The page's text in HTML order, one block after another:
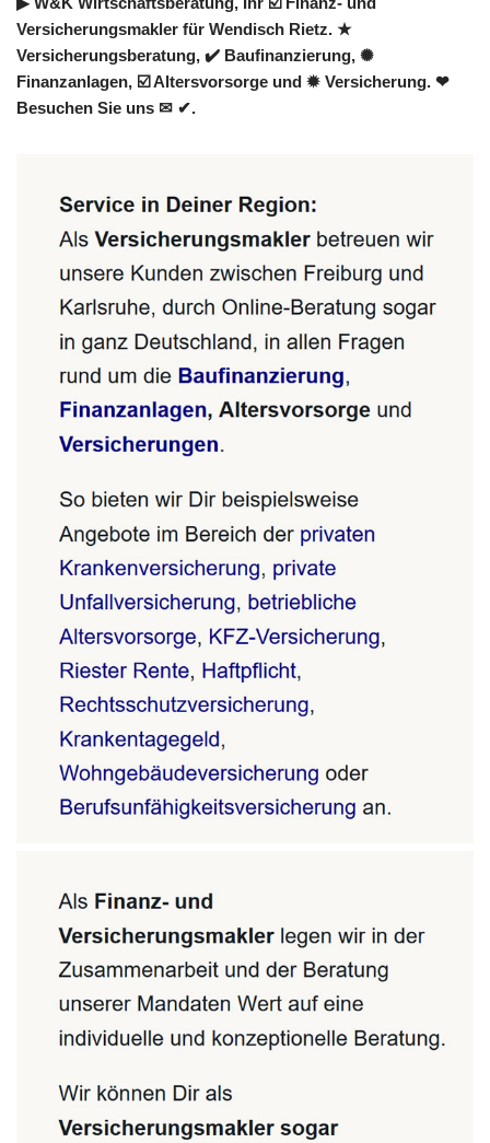
Versicherungsmakler für Wendisch Rietz. ★
Versicherungsberatung, ✔️ Baufinanzierung, ✺
Finanzanlagen, ☑️ Altersvorsorge und ✹ Versicherung. ❤
Besuchen Sie uns ✉ ✔.